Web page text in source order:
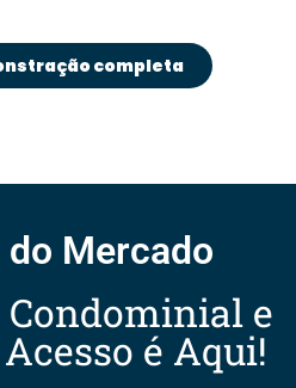
completa
Mercado
e
é Aqui!